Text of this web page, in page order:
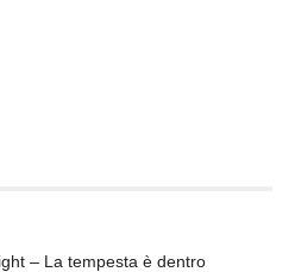
– La tempesta è dentro